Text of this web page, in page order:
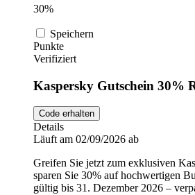
30%
Speichern
Punkte
Verifiziert
Kaspersky Gutschein 30%
Code erhalten
Details
Läuft am 02/09/2026 ab
Greifen Sie jetzt zum exklusiven
sparen Sie 30% auf hochwertigen
gültig bis 31. Dezember 2026 –